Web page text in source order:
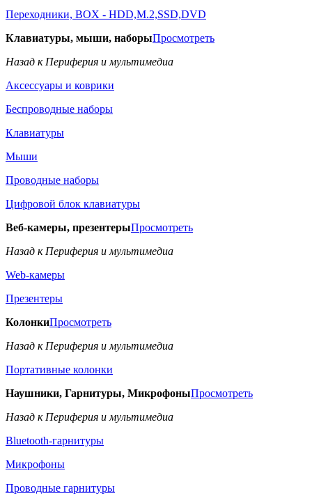
Переходники, BOX - HDD,M.2,SSD,DVD
Клавиатуры, мыши, наборыПросмотреть
Назад к Периферия и мультимедиа
Аксессуары и коврики
Беспроводные наборы
Клавиатуры
Мыши
Проводные наборы
Цифровой блок клавиатуры
Веб-камеры, презентерыПросмотреть
Назад к Периферия и мультимедиа
Web-камеры
Презентеры
КолонкиПросмотреть
Назад к Периферия и мультимедиа
Портативные колонки
Наушники, Гарнитуры, МикрофоныПросмотреть
Назад к Периферия и мультимедиа
Bluetooth-гарнитуры
Микрофоны
Проводные гарнитуры